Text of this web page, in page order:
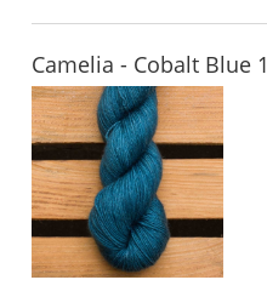
Camelia - Cobalt Blue 1